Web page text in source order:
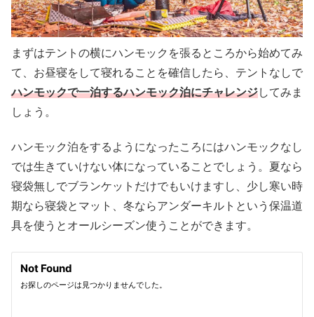
まずはテントの横にハンモックを張るところから始めてみ
て、お昼寝をして寝れることを確信したら、テントなしで
ハンモックで一泊するハンモック泊にチャレンジしてみま
しょう。
ハンモック泊をするようになったころにはハンモックなし
では生きていけない体になっていることでしょう。夏なら
寝袋無しでブランケットだけでもいけますし、少し寒い時
期なら寝袋とマット、冬ならアンダーキルトという保温道
具を使うとオールシーズン使うことができます。